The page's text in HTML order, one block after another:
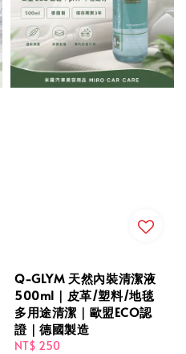
Q-GLYM 天然內裝清潔液
500ml｜皮革/塑料/地毯
多用途清潔｜歐盟ECO認
證｜德國製造
Regular
NT$ 250